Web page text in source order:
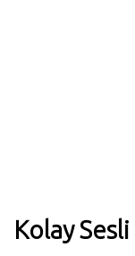
Kolay